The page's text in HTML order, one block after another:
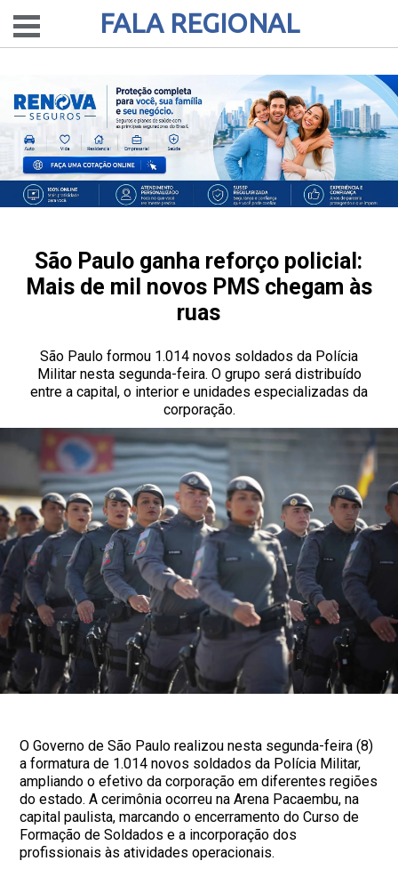
FALA REGIONAL
São Paulo ganha reforço policial:
Mais de mil novos PMS chegam às
ruas
São Paulo formou 1.014 novos soldados da Polícia
Militar nesta segunda-feira. O grupo será distribuído
entre a capital, o interior e unidades especializadas da
corporação.
O Governo de São Paulo realizou nesta segunda-feira (8)
a formatura de 1.014 novos soldados da Polícia Militar,
ampliando o efetivo da corporação em diferentes regiões
do estado. A cerimônia ocorreu na Arena Pacaembu, na
capital paulista, marcando o encerramento do Curso de
Formação de Soldados e a incorporação dos
profissionais às atividades operacionais.